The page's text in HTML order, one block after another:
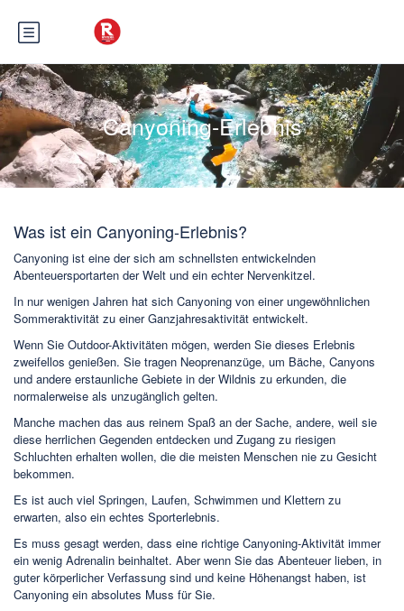
Canyoning-Erlebnis
Was ist ein Canyoning-Erlebnis?
Canyoning ist eine der sich am schnellsten entwickelnden
Abenteuersportarten der Welt und ein echter Nervenkitzel.
In nur wenigen Jahren hat sich Canyoning von einer ungewöhnlichen
Sommeraktivität zu einer Ganzjahresaktivität entwickelt.
Wenn Sie Outdoor-Aktivitäten mögen, werden Sie dieses Erlebnis
zweifellos genießen. Sie tragen Neoprenanzüge, um Bäche, Canyons
und andere erstaunliche Gebiete in der Wildnis zu erkunden, die
normalerweise als unzugänglich gelten.
Manche machen das aus reinem Spaß an der Sache, andere, weil sie
diese herrlichen Gegenden entdecken und Zugang zu riesigen
Schluchten erhalten wollen, die die meisten Menschen nie zu Gesicht
bekommen.
Es ist auch viel Springen, Laufen, Schwimmen und Klettern zu
erwarten, also ein echtes Sporterlebnis.
Es muss gesagt werden, dass eine richtige Canyoning-Aktivität immer
ein wenig Adrenalin beinhaltet. Aber wenn Sie das Abenteuer lieben, in
guter körperlicher Verfassung sind und keine Höhenangst haben, ist
Canyoning ein absolutes Muss für Sie.